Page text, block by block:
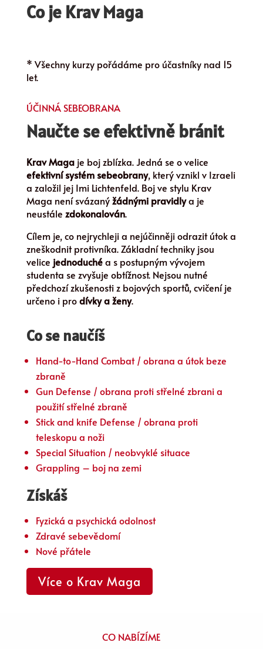
Co je Krav Maga
* Všechny kurzy pořádáme pro účastníky nad 15
let.
ÚČINNÁ SEBEOBRANA
Naučte se efektivně bránit
Krav Magaje boj zblízka. Jedná se o velice
efektivní systém sebeobrany, který vznikl v Izraeli
a založil jej Imi Lichtenfeld. Boj ve stylu Krav
Maga není svázanýžádnými pravidlya je
neustále zdokonalován.
Cílem je, co nejrychleji a nejúčinněji odrazit útok a
zneškodnit protivníka. Základní techniky jsou
velice jednoduchéa s postupným vývojem
studenta se zvyšuje obtížnost. Nejsou nutné
předchozí zkušenosti z bojových sportů, cvičení je
určeno i prodívky a ženy.
Co se naučíš
Hand-to-Hand Combat / obrana a útok beze
zbraně
Gun Defense / obrana proti střelné zbrani a
použití střelné zbraně
Stick and knife Defense / obrana proti
teleskopu a noži
Special Situation / neobvyklé situace
Grappling – boj na zemi
Získáš
Fyzická a psychická odolnost
Zdravé sebevědomí
Nové přátele
Více o Krav Maga
CO NABÍZÍME